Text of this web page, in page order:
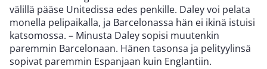
välillä pääse Unitedissa edes penkille. Daley voi pelata
monella pelipaikalla, ja Barcelonassa hän ei ikinä istuisi
katsomossa. – Minusta Daley sopisi muutenkin
paremmin Barcelonaan. Hänen tasonsa ja pelityylinsä
sopivat paremmin Espanjaan kuin Englantiin.